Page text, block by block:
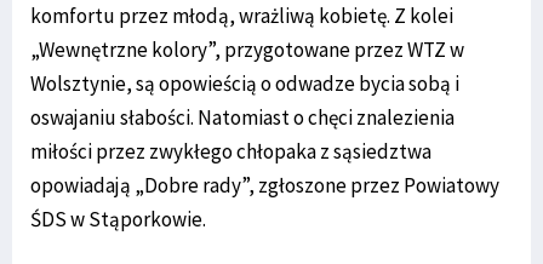
komfortu przez młodą, wrażliwą kobietę. Z kolei
„Wewnętrzne kolory”, przygotowane przez WTZ w
Wolsztynie, są opowieścią o odwadze bycia sobą i
oswajaniu słabości. Natomiast o chęci znalezienia
miłości przez zwykłego chłopaka z sąsiedztwa
opowiadają „Dobre rady”, zgłoszone przez Powiatowy
ŚDS w Stąporkowie.